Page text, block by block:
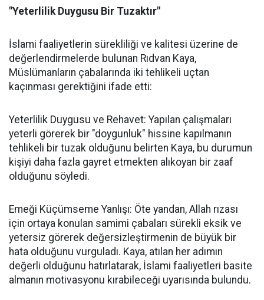
"Yeterlilik Duygusu Bir Tuzaktır"
İslami faaliyetlerin sürekliliği ve kalitesi üzerine de
değerlendirmelerde bulunan Rıdvan Kaya,
Müslümanların çabalarında iki tehlikeli uçtan
kaçınması gerektiğini ifade etti:
Yeterlilik Duygusu ve Rehavet: Yapılan çalışmaları
yeterli görerek bir "doygunluk" hissine kapılmanın
tehlikeli bir tuzak olduğunu belirten Kaya, bu durumun
kişiyi daha fazla gayret etmekten alıkoyan bir zaaf
olduğunu söyledi.
Emeği Küçümseme Yanlışı: Öte yandan, Allah rızası
için ortaya konulan samimi çabaları sürekli eksik ve
yetersiz görerek değersizleştirmenin de büyük bir
hata olduğunu vurguladı. Kaya, atılan her adımın
değerli olduğunu hatırlatarak, İslami faaliyetleri basite
almanın motivasyonu kırabileceği uyarısında bulundu.